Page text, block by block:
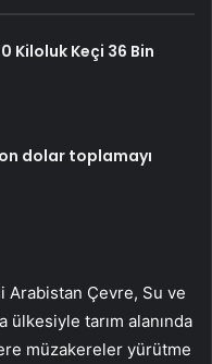
Kiloluk Keçi 36 Bin
dolar toplamayı
Arabistan Çevre, Su ve
ülkesiyle tarım alanında
müzakereler yürütme